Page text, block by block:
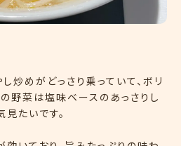
炒めがどっさり乗っていて、ボリ
野菜は塩味ベースのあっさりし
たいです。